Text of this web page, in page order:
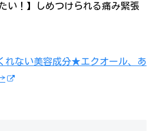
い！】しめつけられる痛み緊張
れない美容成分★エクオール、あ